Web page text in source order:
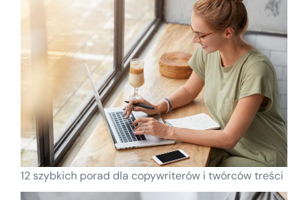
12 szybkich porad dla copywriterów i twórców treści